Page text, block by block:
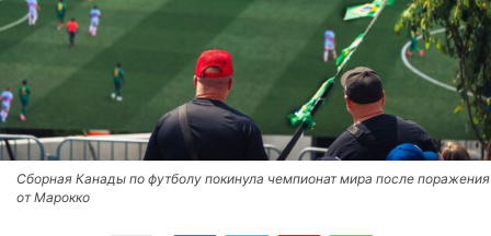
Сборная Канады по футболу покинула чемпионат мира после поражения
от Марокко